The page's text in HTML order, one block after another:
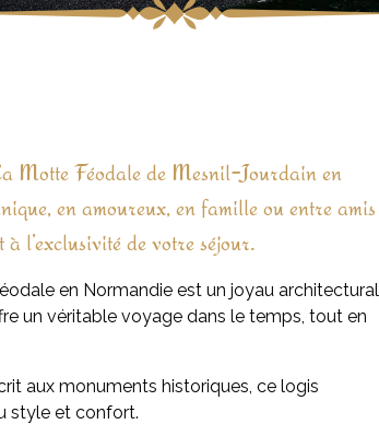
Motte Féodale de Mesnil-Jourdain en
en amoureux, en famille ou entre amis
l’exclusivité de votre séjour.
en Normandie est un joyau architectural,
un véritable voyage dans le temps, tout en
aux monuments historiques, ce logis
style et confort.